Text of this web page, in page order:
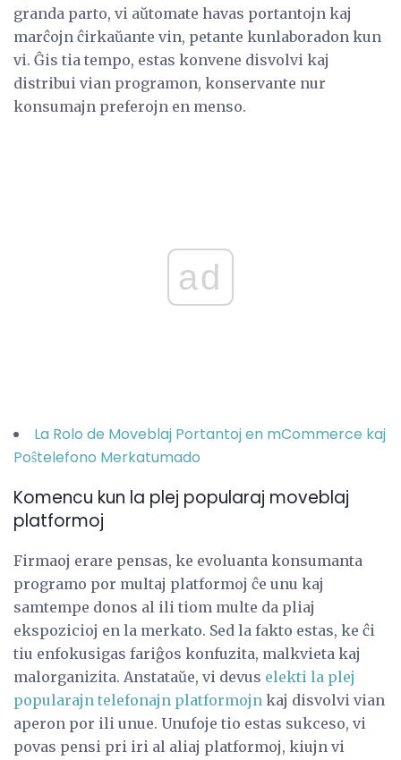
granda parto, vi aŭtomate havas portantojn kaj
marĉojn ĉirkaŭante vin, petante kunlaboradon kun
vi. Ĝis tia tempo, estas konvene disvolvi kaj
distribui vian programon, konservante nur
konsumajn preferojn en menso.
ad
La Rolo de Moveblaj Portantoj en mCommerce kaj
Poŝtelefono Merkatumado
Komencu kun la plej popularaj moveblaj
platformoj
Firmaoj erare pensas, ke evoluanta konsumanta
programo por multaj platformoj ĉe unu kaj
samtempe donos al ili tiom multe da pliaj
ekspozicioj en la merkato. Sed la fakto estas, ke ĉi
tiu enfokusigas fariĝos konfuzita, malkvieta kaj
malorganizita. Anstataŭe, vi devus elekti la plej
popularajn telefonajn platformojn kaj disvolvi vian
aperon por ili unue. Unufoje tio estas sukceso, vi
povas pensi pri iri al aliaj platformoj, kiujn vi